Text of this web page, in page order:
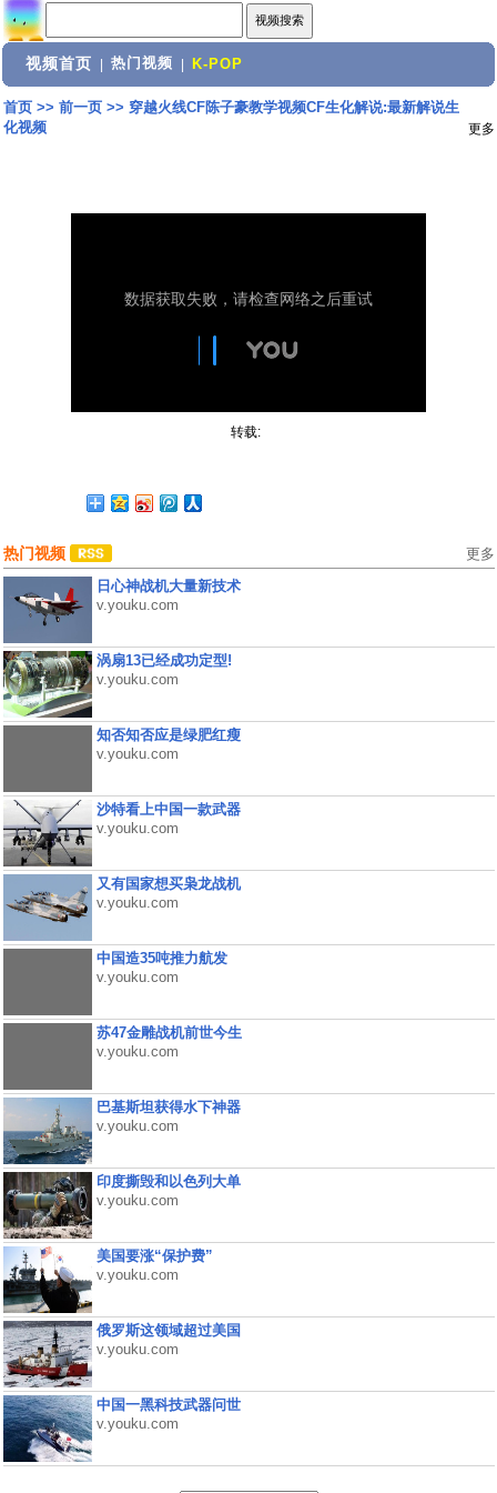
视频首页 热门视频 K-POP
首页>> 前一页>> 穿越火线CF陈子豪教学视频CF生化解说:最新解说生
化视频
更多
转载:
热门视频 更多
日心神战机大量新技术
v.youku.com
涡扇13已经成功定型!
v.youku.com
知否知否应是绿肥红瘦
v.youku.com
沙特看上中国一款武器
v.youku.com
又有国家想买枭龙战机
v.youku.com
中国造35吨推力航发
v.youku.com
苏47金雕战机前世今生
v.youku.com
巴基斯坦获得水下神器
v.youku.com
印度撕毁和以色列大单
v.youku.com
美国要涨“保护费”
v.youku.com
俄罗斯这领域超过美国
v.youku.com
中国一黑科技武器问世
v.youku.com